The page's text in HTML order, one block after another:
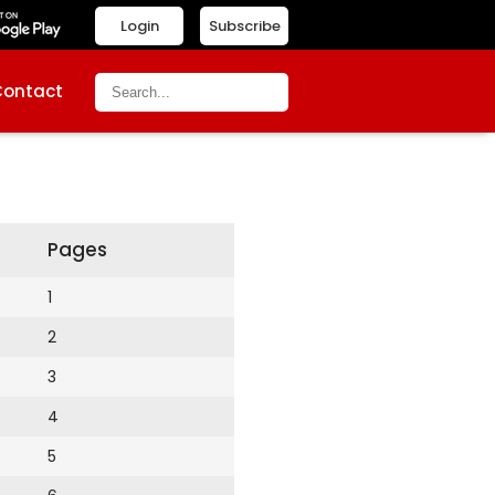
Subscribe
Login
Pages
1
2
3
4
5